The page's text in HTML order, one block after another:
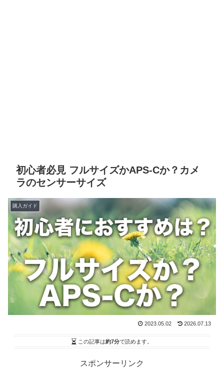
初心者必見 フルサイズかAPS-Cか？カメ
ラのセンサーサイズ
購入ガイド
2023.05.02 2026.07.13
この記事は約7分で読めます。
スポンサーリンク